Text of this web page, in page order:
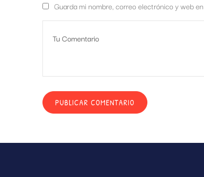
Guarda mi nombre, correo electrónico y web